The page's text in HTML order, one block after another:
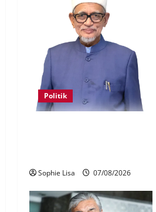
Politik
Sophie Lisa 07/08/2026